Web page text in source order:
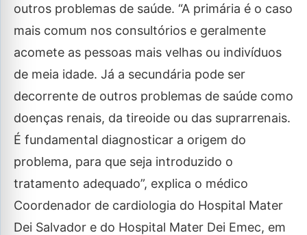
outros problemas de saúde. “A primária é o caso
mais comum nos consultórios e geralmente
acomete as pessoas mais velhas ou indivíduos
de meia idade. Já a secundária pode ser
decorrente de outros problemas de saúde como
doenças renais, da tireoide ou das suprarrenais.
É fundamental diagnosticar a origem do
problema, para que seja introduzido o
tratamento adequado”, explica o médico
Coordenador de cardiologia do Hospital Mater
Dei Salvador e do Hospital Mater Dei Emec, em